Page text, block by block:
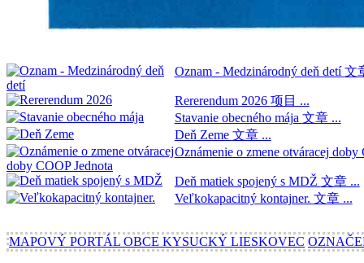
Oznam - Medzinárodný deň detí文
Rererendum 2026 项目 ...
Stavanie obecného mája 文章 ...
Deň Zeme 文章 ...
Oznámenie o zmene otváracej doby
Deň matiek spojený s MDŽ 文章 ...
Veľkokapacitný kontajner. 文章 ...
MAPOVÝ PORTÁL OBCE KYSUCKÝ LIESKOVEC